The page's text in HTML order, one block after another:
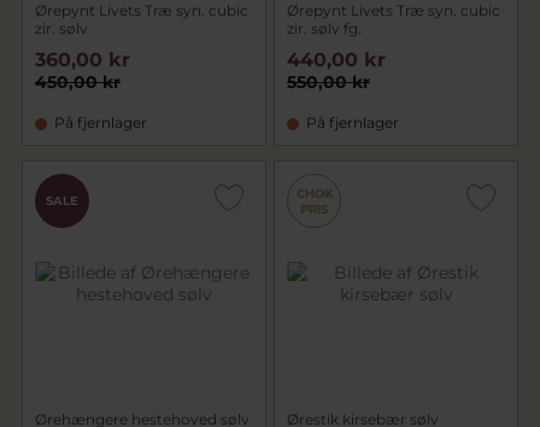
Ørepynt Livets Træ syn. cubic
zir. sølv
450,00 kr
360,00 kr
På fjernlager
Ørepynt Livets Træ syn. cubic
zir. sølv fg.
550,00 kr
440,00 kr
På fjernlager
SALE
Ørehængere hestehoved sølv
CHOK
PRIS
Ørestik kirsebær sølv